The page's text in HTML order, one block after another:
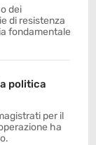
dei
di resistenza
fondamentale
politica
per il
ha